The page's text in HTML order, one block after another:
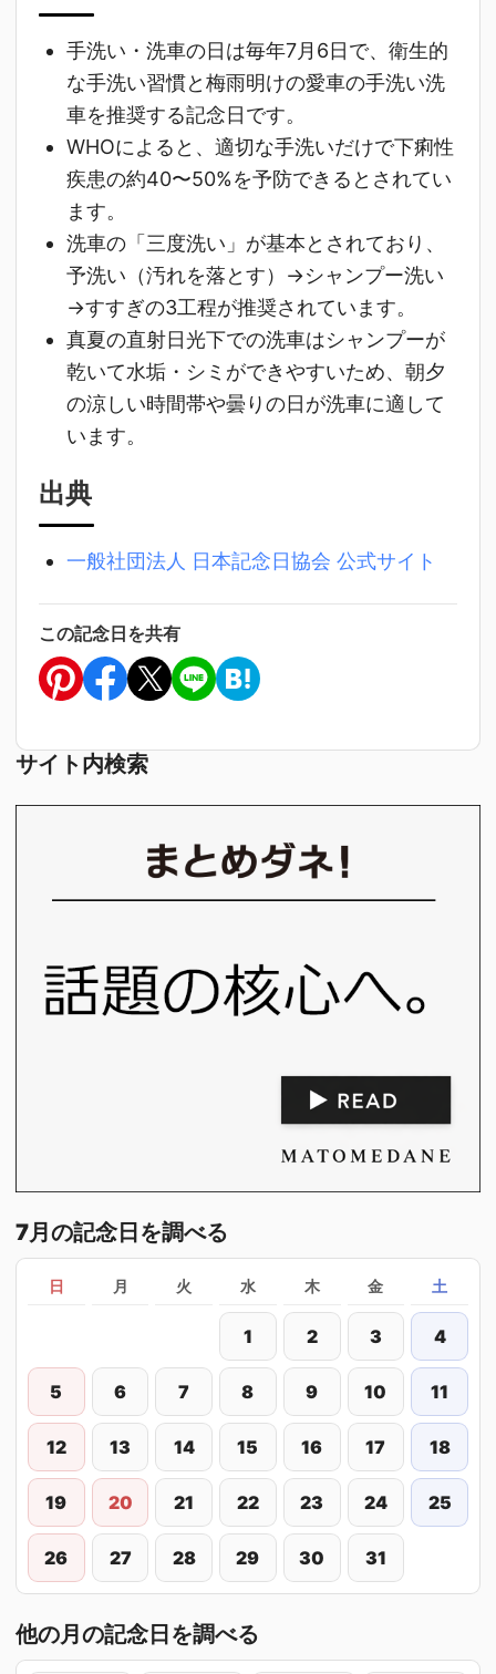
手洗い・洗車の日は毎年7月6日で、衛生的
な手洗い習慣と梅雨明けの愛車の手洗い洗
車を推奨する記念日です。
WHOによると、適切な手洗いだけで下痢性
疾患の約40〜50%を予防できるとされてい
ます。
洗車の「三度洗い」が基本とされており、
予洗い（汚れを落とす）→シャンプー洗い
→すすぎの3工程が推奨されています。
真夏の直射日光下での洗車はシャンプーが
乾いて水垢・シミができやすいため、朝夕
の涼しい時間帯や曇りの日が洗車に適して
います。
出典
一般社団法人 日本記念日協会 公式サイト
この記念日を共有
サイト内検索
7月の記念日を調べる
日 月 火 水 木 金 土
1 2 3 4
5 6 7 8 9 10 11
12 13 14 15 16 17 18
19 20 21 22 23 24 25
26 27 28 29 30 31
他の月の記念日を調べる